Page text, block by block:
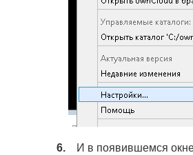
6.И в появившемся окне